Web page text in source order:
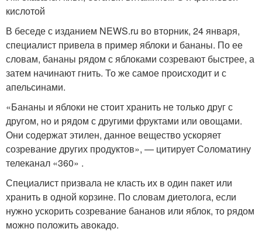
кислотой
В беседе с изданием NEWS.ru во вторник, 24 января,
специалист привела в пример яблоки и бананы. По ее
словам, бананы рядом с яблоками созревают быстрее, а
затем начинают гнить. То же самое происходит и с
апельсинами.
«Бананы и яблоки не стоит хранить не только друг с
другом, но и рядом с другими фруктами или овощами.
Они содержат этилен, данное вещество ускоряет
созревание других продуктов», — цитирует Соломатину
телеканал «360» .
Специалист призвала не класть их в один пакет или
хранить в одной корзине. По словам диетолога, если
нужно ускорить созревание бананов или яблок, то рядом
можно положить авокадо.